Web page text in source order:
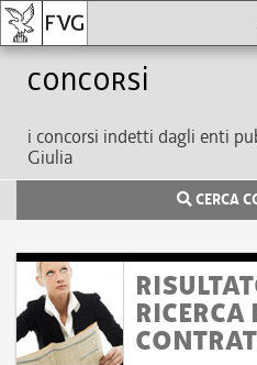
Concorsi
i concorsi indetti dagli enti
Giulia
CERCA
RICERCA